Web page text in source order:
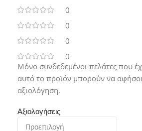
0
0
0
0
Αξιολογήσεις
Μόνο συνδεδεμένοι πελάτες που
αυτό το προϊόν μπορούν να
αξιολόγηση.